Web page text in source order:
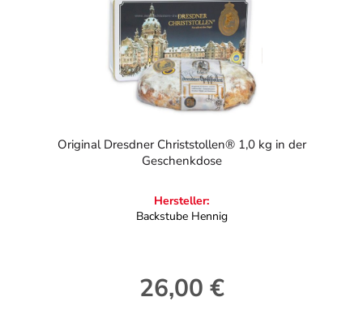
Original Dresdner Christstollen® 1,0 kg in der
Geschenkdose
Hersteller:
Backstube Hennig
Regulärer Preis:
26,00 €